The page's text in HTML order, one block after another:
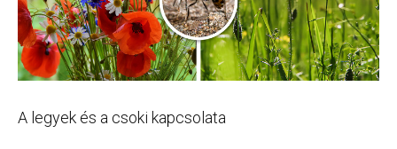
A legyek és a csoki kapcsolata